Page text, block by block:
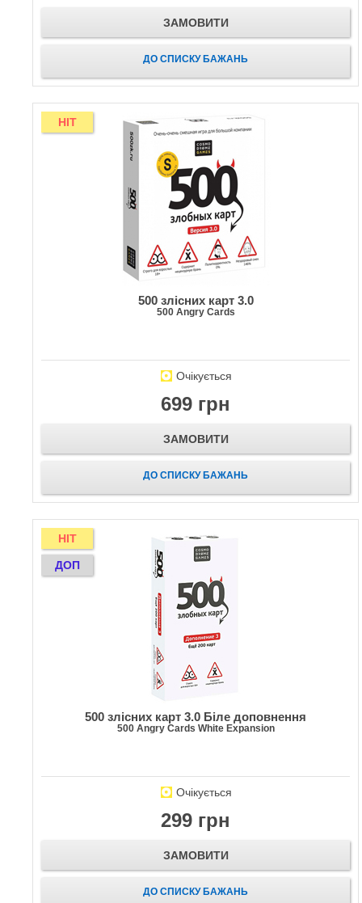
ЗАМОВИТИ
ДО СПИСКУ БАЖАНЬ
HIT
500 злісних карт 3.0
500 Angry Cards
Очікується
699 грн
ЗАМОВИТИ
ДО СПИСКУ БАЖАНЬ
HIT
ДОП
500 злісних карт 3.0 Біле доповнення
500 Angry Cards White Expansion
Очікується
299 грн
ЗАМОВИТИ
ДО СПИСКУ БАЖАНЬ